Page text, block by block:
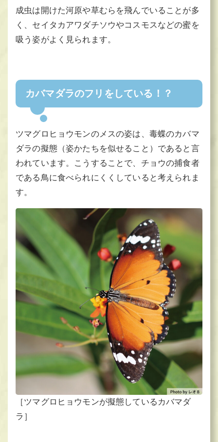
成虫は開けた河原や草むらを飛んでいることが多
く、セイタカアワダチソウやコスモスなどの蜜を
吸う姿がよく見られます。
カバマダラのフリをしている！？
ツマグロヒョウモンのメスの姿は、毒蝶のカバマ
ダラの擬態（姿かたちを似せること）であると言
われています。こうすることで、チョウの捕食者
である鳥に食べられにくくしていると考えられま
す。
［ツマグロヒョウモンが擬態しているカバマダ
ラ］